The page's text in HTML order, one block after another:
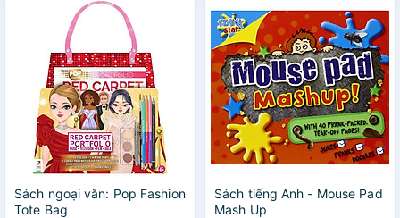
Sách ngoại văn: Pop Fashion
Tote Bag
Sách tiếng Anh - Mouse Pad
Mash Up